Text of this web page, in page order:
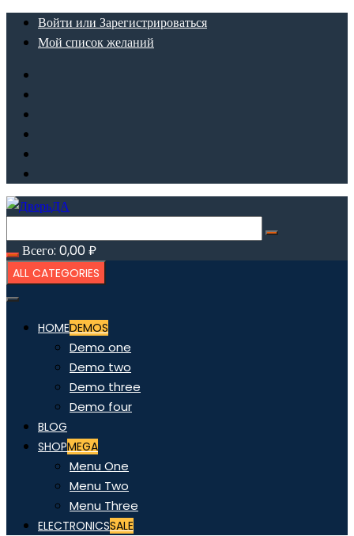
ПерейтиВойти или Зарегистрироваться
Мой список желаний
Всего: 0,00₽
ALL CATEGORIES
HOMEDEMOS
Demo one
Demo two
Demo three
Demo four
BLOG
SHOPMEGA
Menu One
Menu Two
Menu Three
ELECTRONICSSALE